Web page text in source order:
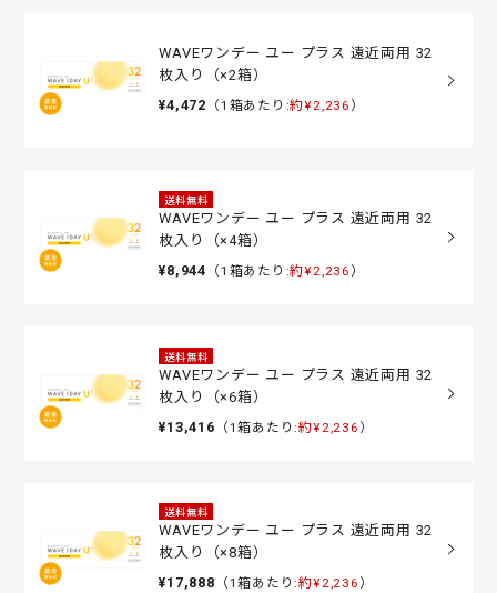
WAVEワンデー ユー プラス 遠近両用 32
枚入り（×2箱）
¥4,472 （1箱あたり:約¥2,236 ）
送料無料
WAVEワンデー ユー プラス 遠近両用 32
枚入り（×4箱）
¥8,944 （1箱あたり:約¥2,236 ）
送料無料
WAVEワンデー ユー プラス 遠近両用 32
枚入り（×6箱）
¥13,416 （1箱あたり:約¥2,236 ）
送料無料
WAVEワンデー ユー プラス 遠近両用 32
枚入り（×8箱）
¥17,888 （1箱あたり:約¥2,236 ）